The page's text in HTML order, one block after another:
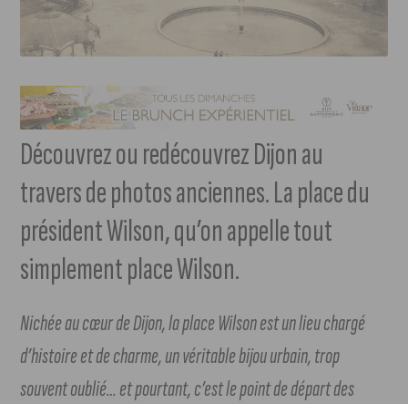
Découvrez ou redécouvrez Dijon au
travers de photos anciennes. La place du
président Wilson, qu’on appelle tout
simplement place Wilson.
Nichée au cœur de Dijon, la place Wilson est un lieu chargé
d’histoire et de charme, un véritable bijou urbain, trop
souvent oublié… et pourtant, c’est le point de départ des